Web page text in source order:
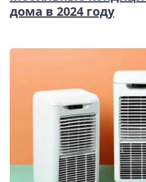
дома в 2024 году